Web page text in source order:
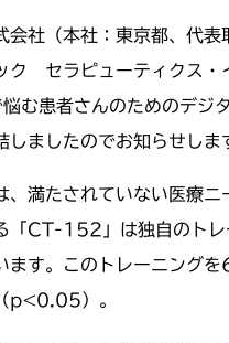
会社（本社：東京都、代
ク セラピューティクス・
悩む患者さんのためのデジ
しましたのでお知らせしま
、満たされていない医療
「CT-152」は独自のトレ
ます。このトレーニング
p<0.05）。